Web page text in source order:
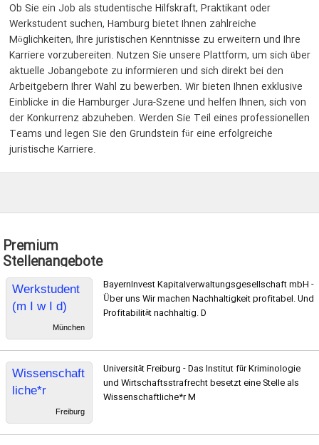
Ob Sie ein Job als studentische Hilfskraft, Praktikant oder
Werkstudent suchen, Hamburg bietet Ihnen zahlreiche
Möglichkeiten, Ihre juristischen Kenntnisse zu erweitern und Ihre
Karriere vorzubereiten. Nutzen Sie unsere Plattform, um sich über
aktuelle Jobangebote zu informieren und sich direkt bei den
Arbeitgebern Ihrer Wahl zu bewerben. Wir bieten Ihnen exklusive
Einblicke in die Hamburger Jura-Szene und helfen Ihnen, sich von
der Konkurrenz abzuheben. Werden Sie Teil eines professionellen
Teams und legen Sie den Grundstein für eine erfolgreiche
juristische Karriere.
Premium
Stellenangebote
Werkstudent
(m I w I d)
Compliance
München
BayernInvest Kapitalverwaltungsgesellschaft mbH -
Über uns Wir machen Nachhaltigkeit profitabel. Und
Profitabilität nachhaltig. D
Wissenschaft
liche*r
Mitarbeiter*in
für die
Freiburg
Universität Freiburg - Das Institut für Kriminologie
und Wirtschaftsstrafrecht besetzt eine Stelle als
Wissenschaftliche*r M